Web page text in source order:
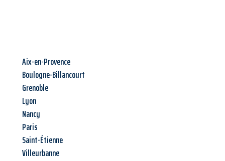
Aix-en-Provence
Boulogne-Billancourt
Grenoble
Lyon
Nancy
Paris
Saint-Étienne
Villeurbanne